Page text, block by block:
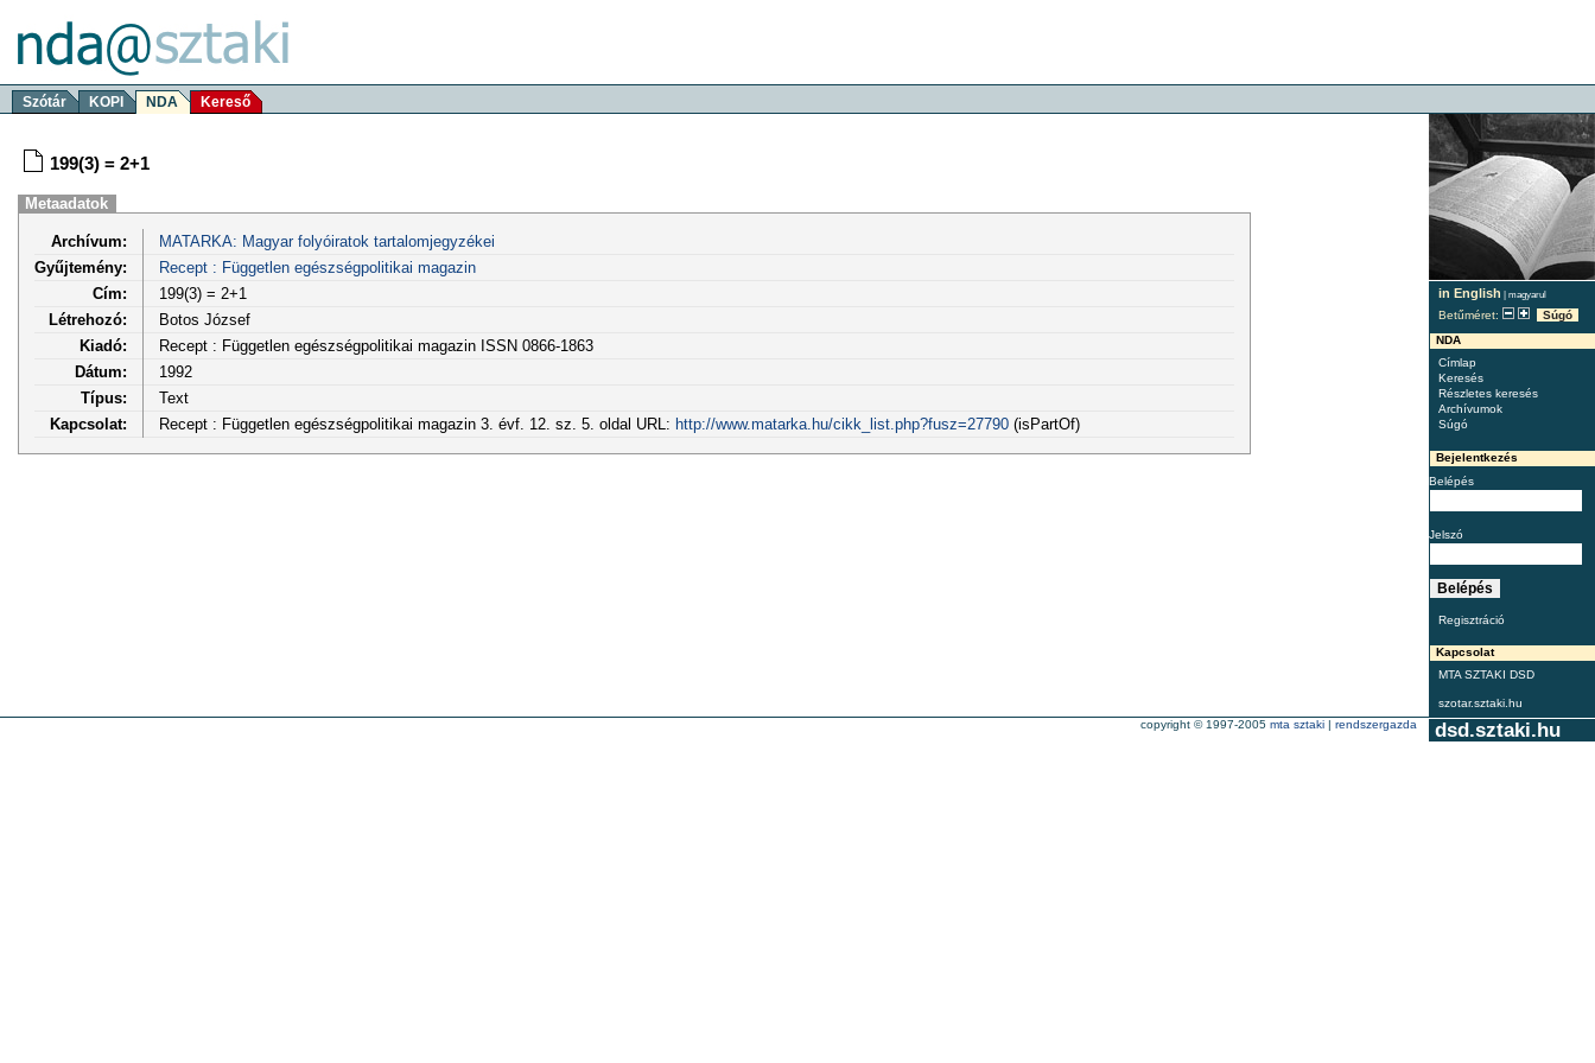
Szótár KOPI NDA Kereső
in English | magyarul
Betűméret:
Súgó
NDA
Címlap
Keresés
Részletes keresés
Archívumok
Súgó
Bejelentkezés
Belépés
Jelszó
Regisztráció
Kapcsolat
MTA SZTAKI DSD
szotar.sztaki.hu
199(3) = 2+1
Metaadatok
Archívum:
MATARKA: Magyar folyóiratok tartalomjegyzékei
Gyűjtemény:
Recept : Független egészségpolitikai magazin
Cím:
199(3) = 2+1
Létrehozó:
Botos József
Kiadó:
Recept : Független egészségpolitikai magazin ISSN 0866-1863
Dátum:
1992
Típus:
Text
Kapcsolat:
Recept : Független egészségpolitikai magazin 3. évf. 12. sz. 5. oldal URL: http://www.matarka.hu/cikk_list.php?fusz=27790(isPartOf)
dsd.sztaki.hu
copyright © 1997-2005 mta sztaki | rendszergazda